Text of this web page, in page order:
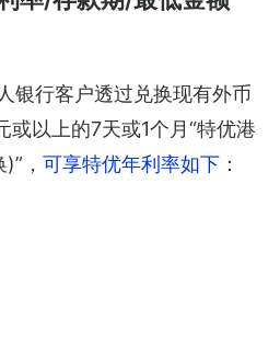
银行客户透过兑换现有外币
或以上的7天或1个月“特优港
， 可享特优年利率如下 ：